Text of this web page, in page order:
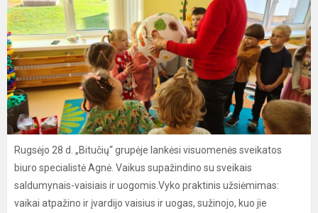
Rugsėjo 28 d. „Bitučių“ grupėje lankėsi visuomenės sveikatos
biuro specialistė Agnė. Vaikus supažindino su sveikais
saldumynais-vaisiais ir uogomis.Vyko praktinis užsiėmimas:
vaikai atpažino ir įvardijo vaisius ir uogas, sužinojo, kuo jie